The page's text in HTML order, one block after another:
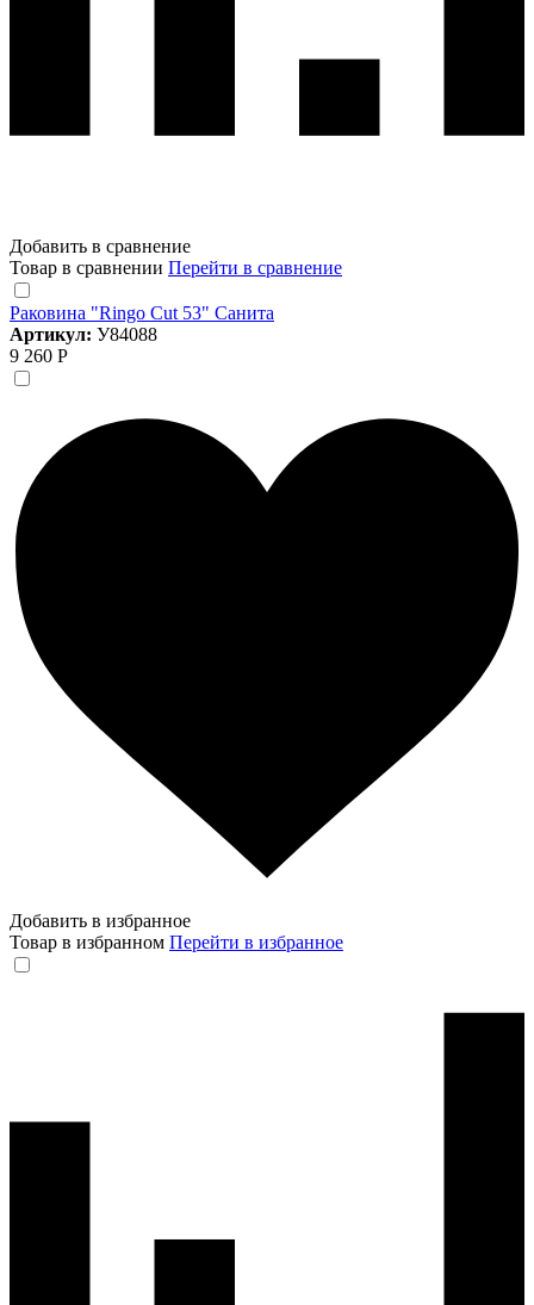
Добавить в сравнение
Товар в сравнении Перейти в сравнение
Раковина "Ringo Cut 53" Санита
Артикул: У84088
9 260 Р
Добавить в избранное
Товар в избранном Перейти в избранное